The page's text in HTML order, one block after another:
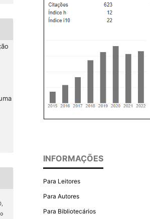
INFORMAÇÕES
Para Leitores
Para Autores
Para Bibliotecários